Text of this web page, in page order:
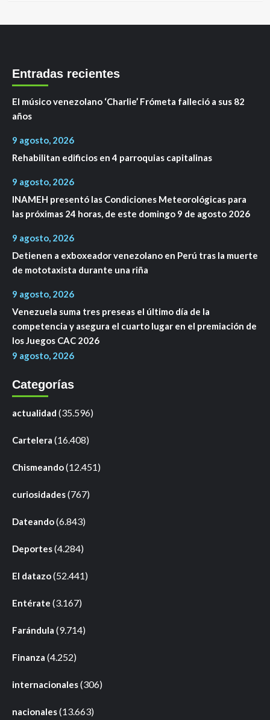
Entradas recientes
El músico venezolano ‘Charlie’ Frómeta falleció a sus 82
años
9 agosto, 2026
Rehabilitan edificios en 4 parroquias capitalinas
9 agosto, 2026
INAMEH presentó las Condiciones Meteorológicas para
las próximas 24 horas, de este domingo 9 de agosto 2026
9 agosto, 2026
Detienen a exboxeador venezolano en Perú tras la muerte
de mototaxista durante una riña
9 agosto, 2026
Venezuela suma tres preseas el último día de la
competencia y asegura el cuarto lugar en el premiación de
los Juegos CAC 2026
9 agosto, 2026
Categorías
actualidad (35.596)
Cartelera (16.408)
Chismeando(12.451)
curiosidades(767)
Dateando(6.843)
Deportes(4.284)
El datazo(52.441)
Entérate (3.167)
Farándula (9.714)
Finanza (4.252)
internacionales(306)
nacionales(13.663)